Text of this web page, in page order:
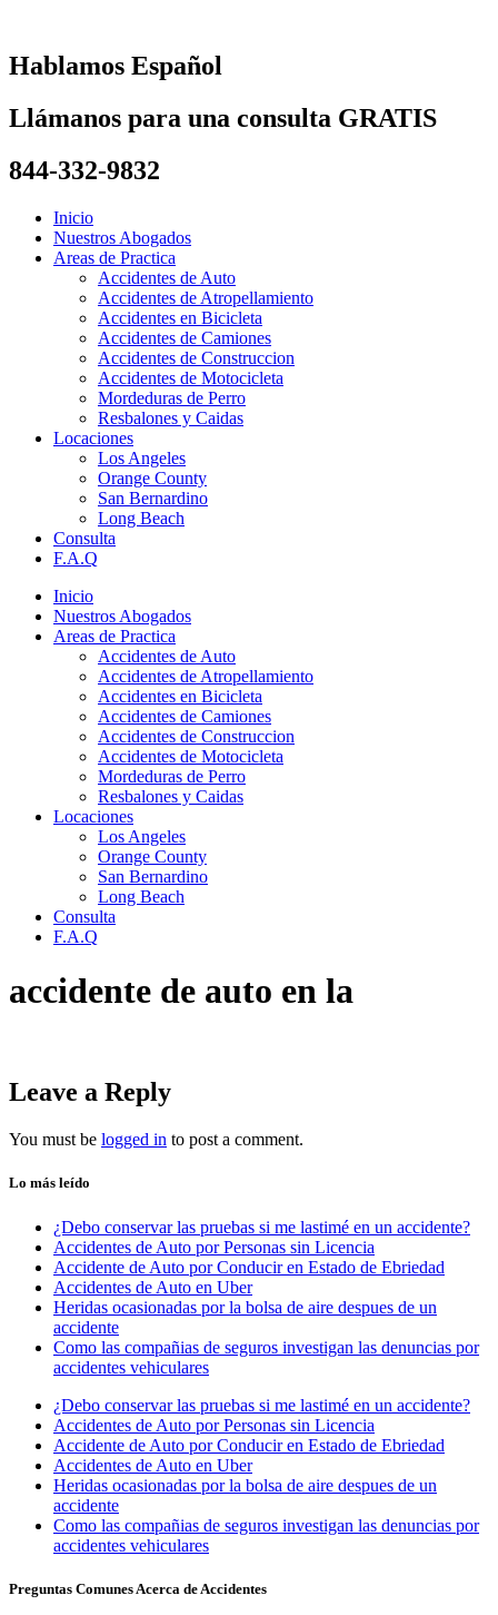
content
Hablamos Español
Llámanos para una consulta GRATIS
844-332-9832
Inicio
Nuestros Abogados
Areas de Practica
Accidentes de Auto
Accidentes de Atropellamiento
Accidentes en Bicicleta
Accidentes de Camiones
Accidentes de Construccion
Accidentes de Motocicleta
Mordeduras de Perro
Resbalones y Caidas
Locaciones
Los Angeles
Orange County
San Bernardino
Long Beach
Consulta
F.A.Q
Inicio
Nuestros Abogados
Areas de Practica
Accidentes de Auto
Accidentes de Atropellamiento
Accidentes en Bicicleta
Accidentes de Camiones
Accidentes de Construccion
Accidentes de Motocicleta
Mordeduras de Perro
Resbalones y Caidas
Locaciones
Los Angeles
Orange County
San Bernardino
Long Beach
Consulta
F.A.Q
accidente de auto en la
Leave a Reply
You must be logged in to post a comment.
Lo más leído
¿Debo conservar las pruebas si me lastimé en un accidente?
Accidentes de Auto por Personas sin Licencia
Accidente de Auto por Conducir en Estado de Ebriedad
Accidentes de Auto en Uber
Heridas ocasionadas por la bolsa de aire despues de un
accidente
Como las compañias de seguros investigan las denuncias por
accidentes vehiculares
¿Debo conservar las pruebas si me lastimé en un accidente?
Accidentes de Auto por Personas sin Licencia
Accidente de Auto por Conducir en Estado de Ebriedad
Accidentes de Auto en Uber
Heridas ocasionadas por la bolsa de aire despues de un
accidente
Como las compañias de seguros investigan las denuncias por
accidentes vehiculares
Preguntas Comunes Acerca de Accidentes